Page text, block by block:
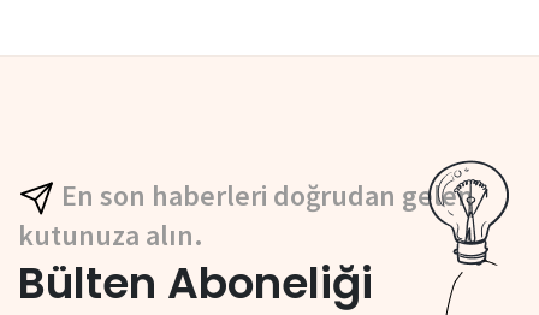
En son haberleri doğrudan gelen
kutunuza alın.
Bülten Aboneliği